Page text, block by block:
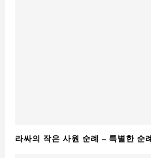
라싸의 작은 사원 순례 – 특별한 순례